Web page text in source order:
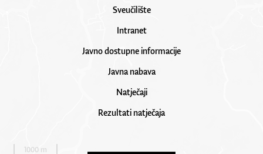
Sveučilište
Intranet
Javno dostupne informacije
Javna nabava
Natječaji
Rezultati natječaja
1000 m